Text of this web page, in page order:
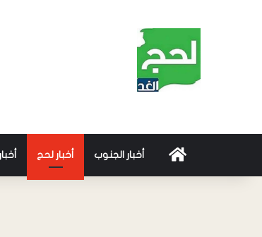
أخبار الجنوب أخبار لحج